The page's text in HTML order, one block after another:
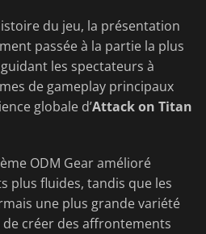
du jeu, la présentation
passée à la partie la plus
les spectateurs à
de gameplay principaux
globale d’Attackon Titan
ODM Gear amélioré
plus fluides, tandis que les
une plus grande variété
créer des affrontements